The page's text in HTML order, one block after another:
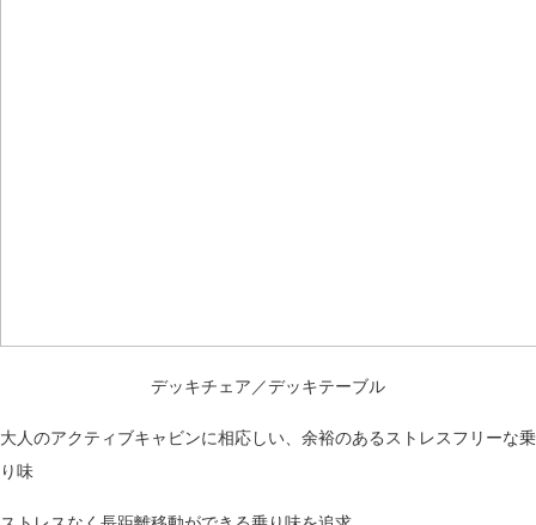
デッキチェア／デッキテーブル
大人のアクティブキャビンに相応しい、余裕のあるストレスフリーな乗
り味